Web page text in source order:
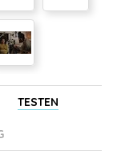
TESTEN